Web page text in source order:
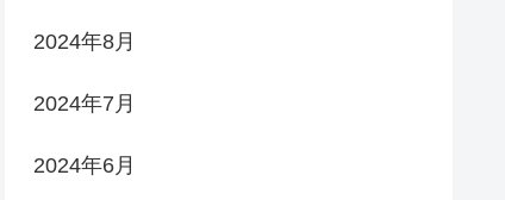
2024年8月
2024年7月
2024年6月